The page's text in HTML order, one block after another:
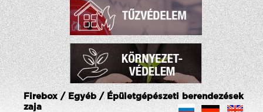
Firebox / Egyéb / Épületgépészeti berendezések
zaja